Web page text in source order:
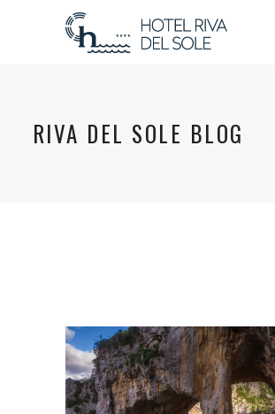
RIVA DEL SOLE BLOG